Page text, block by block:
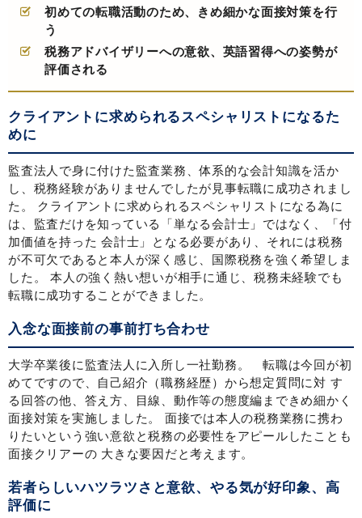
初めての転職活動のため、きめ細かな面接対策を行
う
税務アドバイザリーへの意欲、英語習得への姿勢が
評価される
クライアントに求められるスペシャリストになるた
めに
監査法人で身に付けた監査業務、体系的な会計知識を活か
し、税務経験がありませんでしたが見事転職に成功されまし
た。 クライアントに求められるスペシャリストになる為に
は、監査だけを知っている「単なる会計士」ではなく、「付
加価値を持った 会計士」となる必要があり、それには税務
が不可欠であると本人が深く感じ、国際税務を強く希望しま
した。 本人の強く熱い想いが相手に通じ、税務未経験でも
転職に成功することができました。
入念な面接前の事前打ち合わせ
大学卒業後に監査法人に入所し一社勤務。 転職は今回が初
めてですので、自己紹介（職務経歴）から想定質問に対 す
る回答の他、答え方、目線、動作等の態度編まできめ細かく
面接対策を実施しました。 面接では本人の税務業務に携わ
りたいという強い意欲と税務の必要性をアピールしたことも
面接クリアーの 大きな要因だと考えます。
若者らしいハツラツさと意欲、やる気が好印象、高
評価に